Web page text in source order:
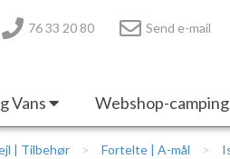
76 33 20 80 Send e-mail
Vans Webshop-
| Tilbehør Fortelte | A-mål